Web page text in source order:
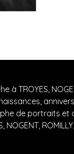
TROYES,
de portraits et